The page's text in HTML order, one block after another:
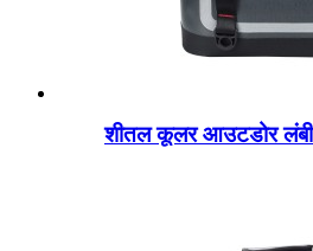
शीतल कूलर आउटडोर लंबी